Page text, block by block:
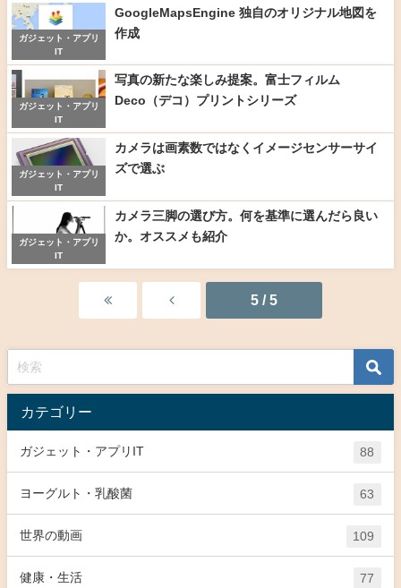
ガジェット・アプリ
IT
GoogleMapsEngine 独自のオリジナル地図を
作成
ガジェット・アプリ
IT
写真の新たな楽しみ提案。富士フィルム
Deco（デコ）プリントシリーズ
ガジェット・アプリ
IT
カメラは画素数ではなくイメージセンサーサイ
ズで選ぶ
ガジェット・アプリ
IT
カメラ三脚の選び方。何を基準に選んだら良い
か。オススメも紹介
5 / 5
カテゴリー
ガジェット・アプリIT 88
ヨーグルト・乳酸菌 63
世界の動画 109
健康・生活 77